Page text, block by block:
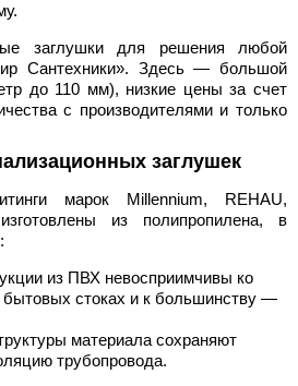
заглушки для решения любой
Сантехники». Здесь — большой
до 110 мм), низкие цены за счет
с производителями и только
заглушек
марок Millennium, REHAU,
из полипропилена, в
из ПВХ невосприимчивы ко
бытовых стоках и к большинству —
материала сохраняют
трубопровода.